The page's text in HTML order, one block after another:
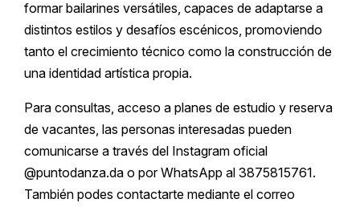
formar bailarines versátiles, capaces de adaptarse a
distintos estilos y desafíos escénicos, promoviendo
tanto el crecimiento técnico como la construcción de
una identidad artística propia.
Para consultas, acceso a planes de estudio y reserva
de vacantes, las personas interesadas pueden
comunicarse a través del Instagram oficial
@puntodanza.da o por WhatsApp al 3875815761.
También podes contactarte mediante el correo